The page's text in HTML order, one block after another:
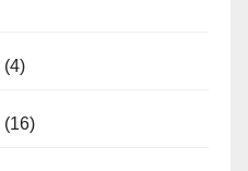
(4)
(16)